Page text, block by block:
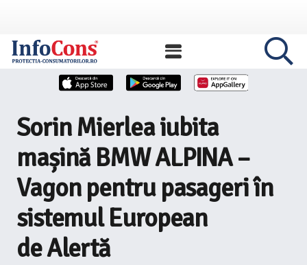
Sorin Mierlea iubita
mașină BMW ALPINA –
Vagon pentru pasageri în
sistemul European
de Alertă